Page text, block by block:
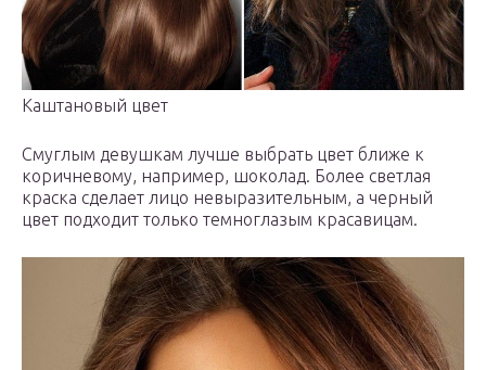
Каштановый цвет
Смуглым девушкам лучше выбрать цвет ближе к
коричневому, например, шоколад. Более светлая
краска сделает лицо невыразительным, а черный
цвет подходит только темноглазым красавицам.